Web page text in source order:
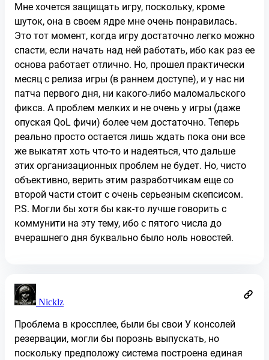
Мне хочется защищать игру, поскольку, кроме
шуток, она в своем ядре мне очень понравилась.
Это тот момент, когда игру достаточно легко можно
спасти, если начать над ней работать, ибо как раз ее
основа работает отлично. Но, прошел практически
месяц с релиза игры (в раннем доступе), и у нас ни
патча первого дня, ни какого-либо маломальского
фикса. А проблем мелких и не очень у игры (даже
опуская QoL фичи) более чем достаточно. Теперь
реально просто остается лишь ждать пока они все
же выкатят хоть что-то и надеяться, что дальше
этих организационных проблем не будет. Но, чисто
объективно, верить этим разработчикам еще со
второй части стоит с очень серьезным скепсисом.
P.S. Могли бы хотя бы как-то лучше говорить с
коммунити на эту тему, ибо с пятого числа до
вчерашнего дня буквально было ноль новостей.
Nicklz
Проблема в кроссплее, были бы свои У консолей
резервации, могли бы порознь выпускать, но
поскольку предположу система построена единая